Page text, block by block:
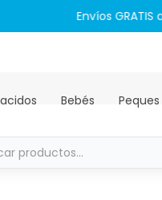
a todo el país en compras
Bebés Peques